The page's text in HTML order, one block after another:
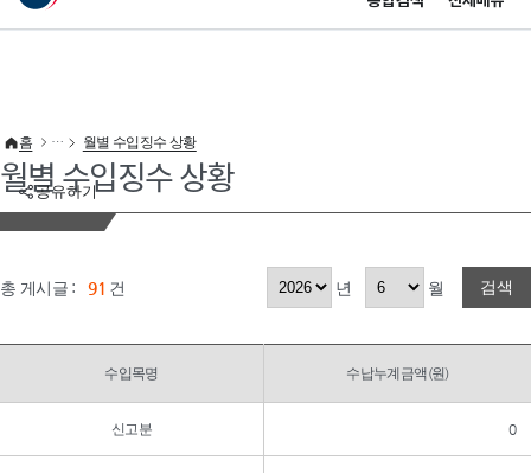
이 누리집은 대한민국 공식 전자정부 누리집입니다.
공유하기
홈 월별 수입징수 상황
월별 수입징수 상황
총 게시글 : 91 건 년 월 검색
수입목명 수납누계금액(원)
신고분 0